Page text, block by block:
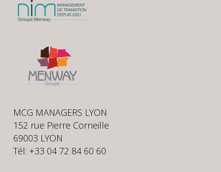
MCG MANAGERS LYON
152 rue Pierre Corneille
69003 LYON
Tél: +33 04 72 84 60 60